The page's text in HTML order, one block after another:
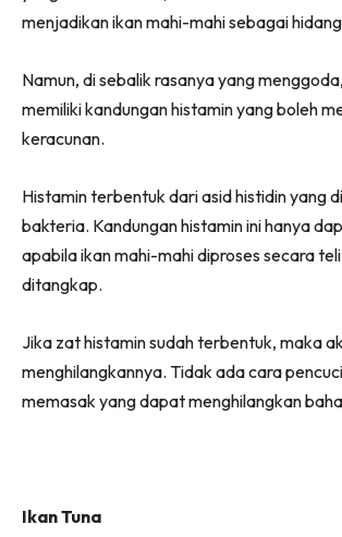
menjadikan ikan mahi-mahi sebagai
Namun, di sebalik rasanya yang
memiliki kandungan histamin yang boleh
keracunan.
Histamin terbentuk dari asid histidin yang
bakteria. Kandungan histamin ini hanya
apabila ikan mahi-mahi diproses secara
ditangkap.
Jika zat histamin sudah terbentuk, maka
menghilangkannya. Tidak ada cara
memasak yang dapat menghilangkan
Ikan Tuna